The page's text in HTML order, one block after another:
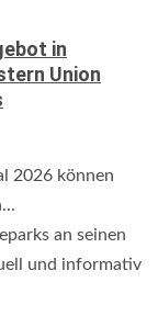
in
Union
2026 können